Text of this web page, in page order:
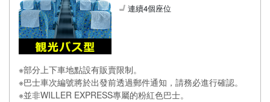
連續4個座位
※部分上下車地點設有販賣限制。
※巴士車次編號將於出發前透過郵件通知，請務必進行確認。
※並非WILLER EXPRESS專屬的粉紅色巴士。